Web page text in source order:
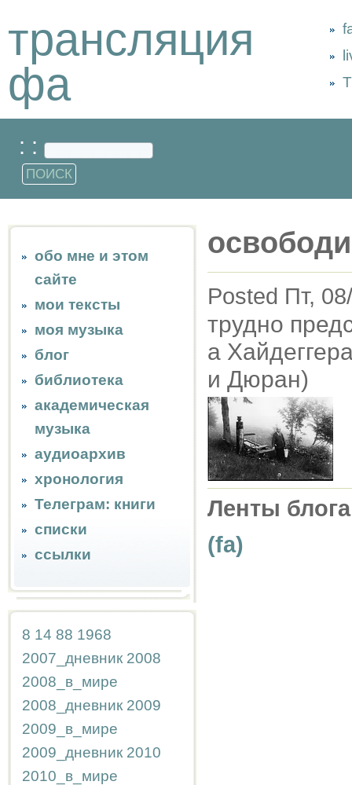
трансляция
фа
: :
обо мне и этом
сайте
мои тексты
моя музыка
блог
библиотека
академическая
музыка
аудиоархив
хронология
Телеграм: книги
списки
ссылки
8 14 88 1968
2007_дневник 2008
2008_в_мире
2008_дневник 2009
2009_в_мире
2009_дневник 2010
2010_в_мире
Posted Пт,
трудно
а
и Дюран)
Ленты
(fa)